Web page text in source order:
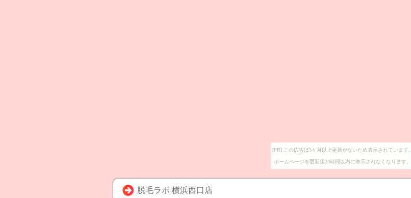
[PR] この広告は3ヶ月以上更新がないため表示されています。
ホームページを更新後24時間以内に表示されなくなります。
脱毛ラボ 横浜西口店